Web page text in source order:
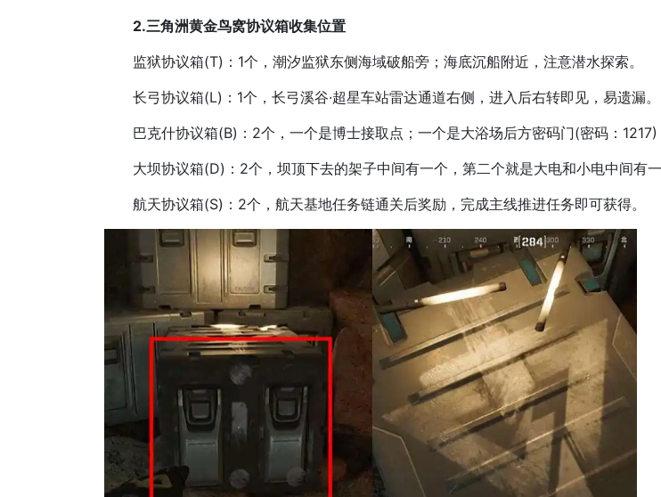
2.三角洲黄金鸟窝协议箱收集位置
监狱协议箱(T)：1个，潮汐监狱东侧海域破船旁；海底沉船附近，注意潜水探索。
长弓协议箱(L)：1个，长弓溪谷·超星车站雷达通道右侧，进入后右转即见，易遗漏。
巴克什协议箱(B)：2个，一个是博士接取点；一个是大浴场后方密码门(密码：1217)
大坝协议箱(D)：2个，坝顶下去的架子中间有一个，第二个就是大电和小电中间有一
航天协议箱(S)：2个，航天基地任务链通关后奖励，完成主线推进任务即可获得。